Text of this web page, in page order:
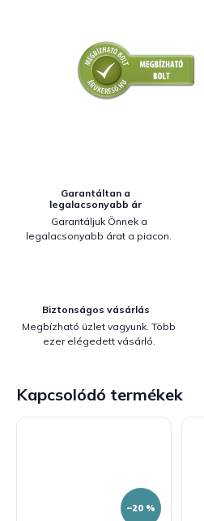
Garantáltan a
legalacsonyabb ár
Garantáljuk Önnek a
legalacsonyabb árat a piacon.
Biztonságos vásárlás
Megbízható üzlet vagyunk. Több
ezer elégedett vásárló.
Kapcsolódó termékek
–20 %